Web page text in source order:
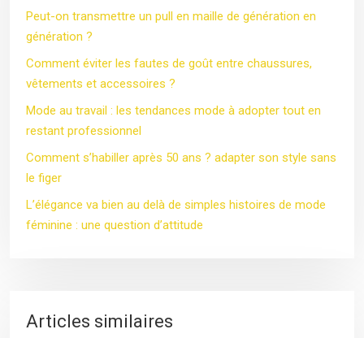
Peut-on transmettre un pull en maille de génération en
génération ?
Comment éviter les fautes de goût entre chaussures,
vêtements et accessoires ?
Mode au travail : les tendances mode à adopter tout en
restant professionnel
Comment s’habiller après 50 ans ? adapter son style sans
le figer
L’élégance va bien au delà de simples histoires de mode
féminine : une question d’attitude
Articles similaires